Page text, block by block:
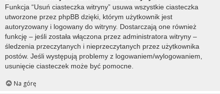
Funkcja “Usuń ciasteczka witryny” usuwa wszystkie ciasteczka
utworzone przez phpBB dzięki, którym użytkownik jest
autoryzowany i logowany do witryny. Dostarczają one również
funkcję – jeśli została włączona przez administratora witryny –
śledzenia przeczytanych i nieprzeczytanych przez użytkownika
postów. Jeśli występują problemy z logowaniem/wylogowaniem,
usunięcie ciasteczek może być pomocne.
Na górę